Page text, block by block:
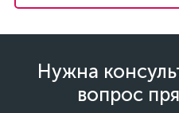
Нужна
вопрос